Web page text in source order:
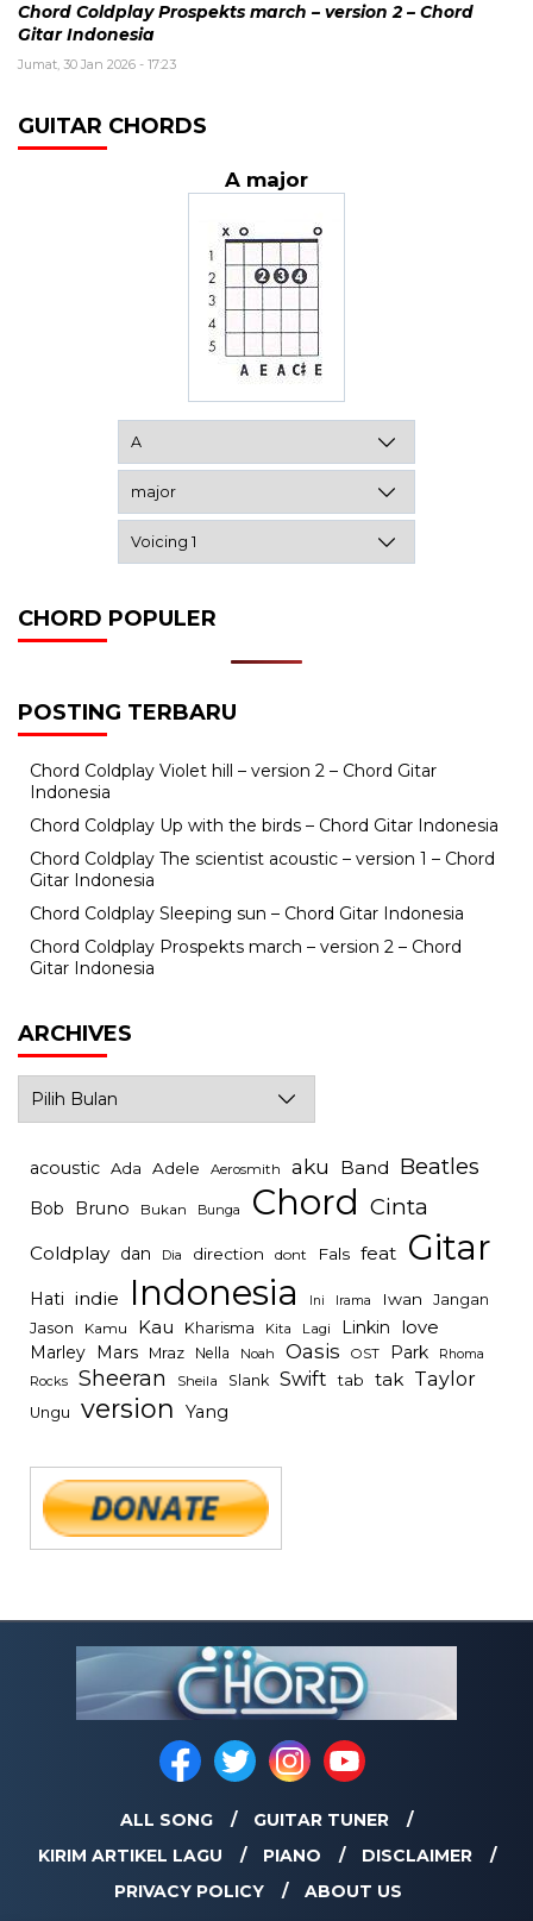
Chord Coldplay Prospekts march – version 2 – Chord
Gitar Indonesia
Jumat, 30 Jan 2026 - 17:23
GUITAR CHORDS
A major
CHORD POPULER
POSTING TERBARU
Chord Coldplay Violet hill – version 2 – Chord Gitar
Indonesia
Chord Coldplay Up with the birds – Chord Gitar Indonesia
Chord Coldplay The scientist acoustic – version 1 – Chord
Gitar Indonesia
Chord Coldplay Sleeping sun – Chord Gitar Indonesia
Chord Coldplay Prospekts march – version 2 – Chord
Gitar Indonesia
ARCHIVES
acoustic Ada Adele Aerosmith aku Band Beatles
Bob Bruno Bukan Bunga Chord Cinta
Coldplay dan Dia direction dont Fals feat Gitar
Hati indie Indonesia Ini Irama Iwan Jangan
Jason Kamu Kau Kharisma Kita Lagi Linkin love
Marley Mars Mraz Nella Noah Oasis OST Park Rhoma
Rocks Sheeran Sheila Slank Swift tab tak Taylor
Ungu version Yang
ALL SONG
GUITAR TUNER
KIRIM ARTIKEL LAGU
PIANO
DISCLAIMER
PRIVACY POLICY
ABOUT US